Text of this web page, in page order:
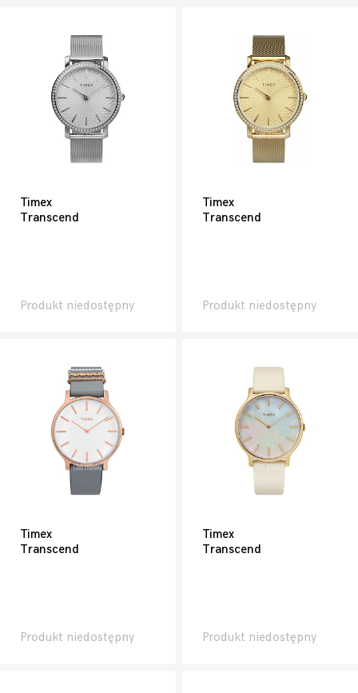
Timex
Transcend
Produkt niedostępny
Timex
Transcend
Produkt niedostępny
Timex
Transcend
Produkt niedostępny
Timex
Transcend
Produkt niedostępny